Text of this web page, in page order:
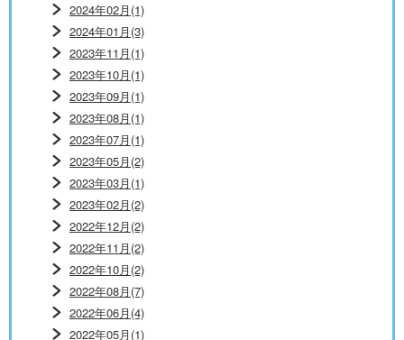
2024年02月(1)
2024年01月(3)
2023年11月(1)
2023年10月(1)
2023年09月(1)
2023年08月(1)
2023年07月(1)
2023年05月(2)
2023年03月(1)
2023年02月(2)
2022年12月(2)
2022年11月(2)
2022年10月(2)
2022年08月(7)
2022年06月(4)
2022年05月(1)